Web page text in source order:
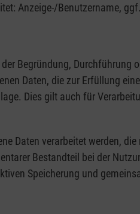
Anzeige-/Benutzername,
Begründung, Durchführung
Daten, die zur Erfüllung
Dies gilt auch für
Daten verarbeitet werden,
Bestandteil bei der
Speicherung und